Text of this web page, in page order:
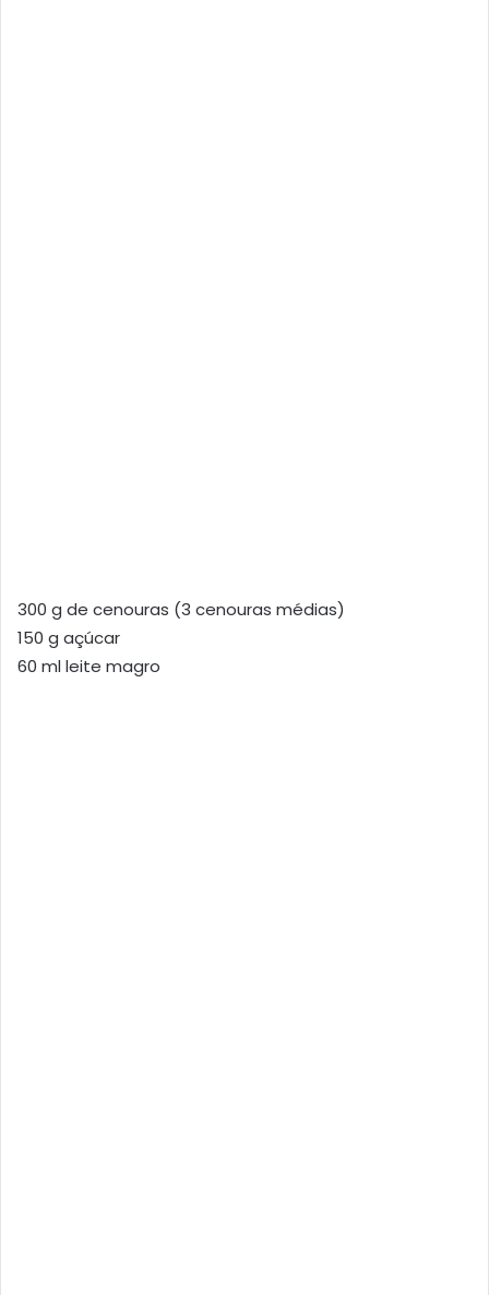
300 g de cenouras (3 cenouras médias)
150 g açúcar
60 ml leite magro